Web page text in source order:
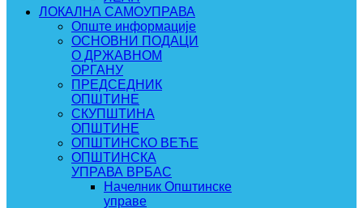
ЛОКАЛНА САМОУПРАВА
Опште информације
ОСНОВНИ ПОДАЦИ
О ДРЖАВНОМ
ОРГАНУ
ПРЕДСЕДНИК
ОПШТИНЕ
СКУПШТИНА
ОПШТИНЕ
ОПШТИНСКО ВЕЋЕ
ОПШТИНСКА
УПРАВА ВРБАС
Начелник Општинске
управе